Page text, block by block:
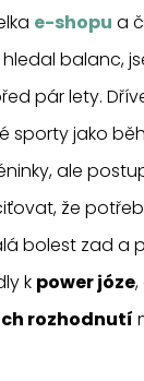
e-shopu a
balanc,
pár lety.
sporty jako
ale
že
bolest zad a
k power józe
rozhodnutí